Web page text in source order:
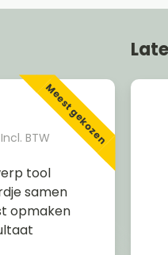
Incl. BTWMeest gekozen
tool
samen
opmaken